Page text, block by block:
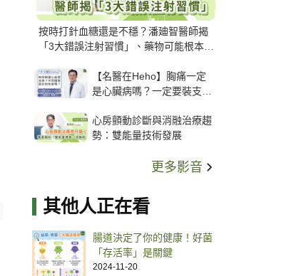
按時打針血糖還是不穩？潘廸智醫師揭
「3大錯誤注射習慣」、藥物可能根本沒
【名醫在Heho】胸痛一定
是心臟病嗎？一定要裝支
解析支架種類、風險與選擇
關鍵
心房顫動診斷與消融治療趨
勢：雙能量技術發展
更多影音
其他人正在看
腸道決定了你的健康！好菌
「存活率」是關鍵
2024-11-20